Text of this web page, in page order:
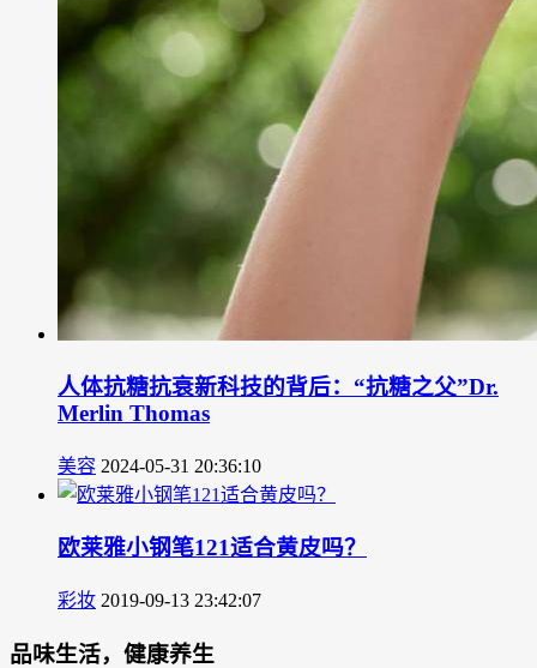
人体抗糖抗衰新科技的背后：“抗糖之父”Dr.
Merlin Thomas
美容 2024-05-31 20:36:10
欧莱雅小钢笔121适合黄皮吗？
彩妆 2019-09-13 23:42:07
品味生活，健康养生